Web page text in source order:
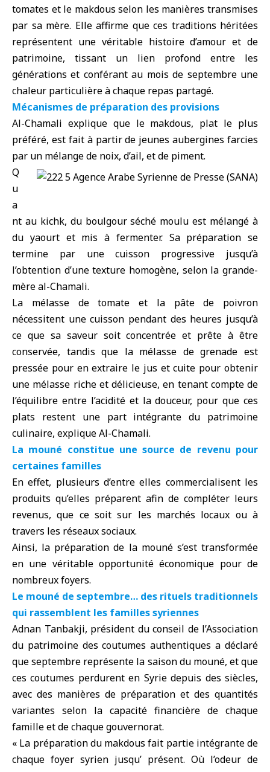
tomates et le makdous selon les manières transmises
par sa mère. Elle affirme que ces traditions héritées
représentent une véritable histoire d’amour et de
patrimoine, tissant un lien profond entre les
générations et conférant au mois de septembre une
chaleur particulière à chaque repas partagé.
Mécanismes de préparation des provisions
Al-Chamali explique que le makdous, plat le plus
préféré, est fait à partir de jeunes aubergines farcies
par un mélange de noix, d’ail, et de piment.
Q
u
a
nt au kichk, du boulgour séché moulu est mélangé à
du yaourt et mis à fermenter. Sa préparation se
termine par une cuisson progressive jusqu’à
l’obtention d’une texture homogène, selon la grande-
mère al-Chamali.
La mélasse de tomate et la pâte de poivron
nécessitent une cuisson pendant des heures jusqu’à
ce que sa saveur soit concentrée et prête à être
conservée, tandis que la mélasse de grenade est
pressée pour en extraire le jus et cuite pour obtenir
une mélasse riche et délicieuse, en tenant compte de
l’équilibre entre l’acidité et la douceur, pour que ces
plats restent une part intégrante du patrimoine
culinaire, explique Al-Chamali.
La mouné constitue une source de revenu pour
certaines familles
En effet, plusieurs d’entre elles commercialisent les
produits qu’elles préparent afin de compléter leurs
revenus, que ce soit sur les marchés locaux ou à
travers les réseaux sociaux.
Ainsi, la préparation de la mouné s’est transformée
en une véritable opportunité économique pour de
nombreux foyers.
Le mouné de septembre… des rituels traditionnels
qui rassemblent les familles syriennes
Adnan Tanbakji, président du conseil de l’Association
du patrimoine des coutumes authentiques a déclaré
que septembre représente la saison du mouné, et que
ces coutumes perdurent en Syrie depuis des siècles,
avec des manières de préparation et des quantités
variantes selon la capacité financière de chaque
famille et de chaque gouvernorat.
« La préparation du makdous fait partie intégrante de
chaque foyer syrien jusqu’ présent. Où l’odeur de